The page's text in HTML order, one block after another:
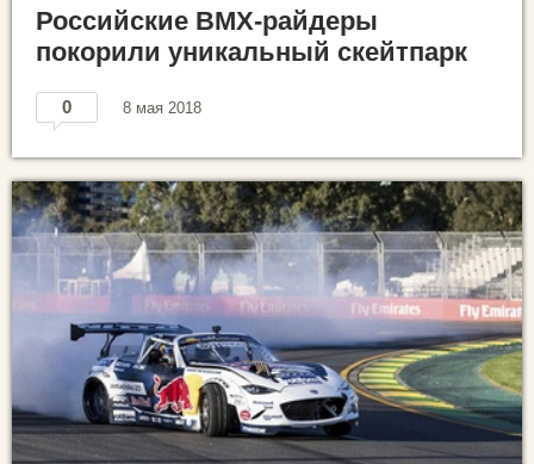
Российские BMX-райдеры
покорили уникальный скейтпарк
0 8 мая 2018